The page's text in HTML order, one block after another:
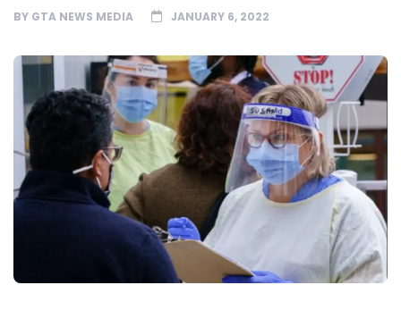
BY GTA NEWS MEDIA JANUARY 6, 2022